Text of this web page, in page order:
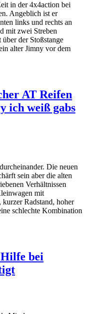
in der 4x4action bei
Angeblich ist er
links und rechts an
mit zwei Streben
der Stoßstange
alter Jimny vor dem
AT Reifen
ich weiß gabs
Die neuen
sein aber die alten
Verhältnissen
mit
Radstand, hoher
schlechte Kombination
bei